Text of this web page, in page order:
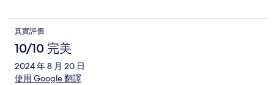
真實評價
10/10 完美
2024 年 8 月 20 日
使用 Google 翻譯